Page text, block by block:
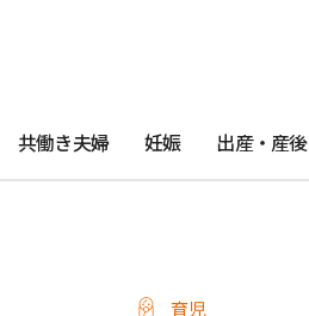
共働き夫婦 妊娠 出産・産後
育児